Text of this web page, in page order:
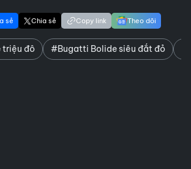
sẻ Chia sẻ Copy link Theo dõi
triệu đô #Bugatti Bolide siêu đắt đỏ